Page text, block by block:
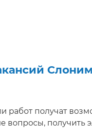
работ получат
вопросы, получить